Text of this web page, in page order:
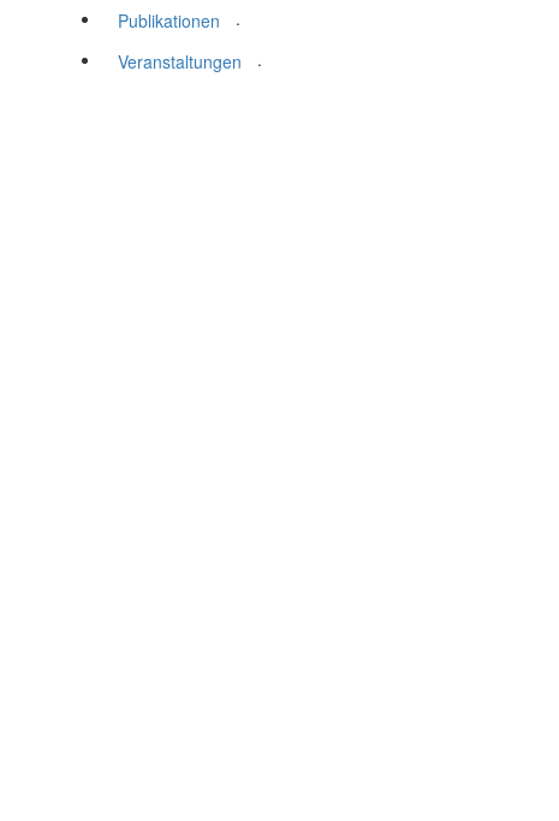
Publikationen
.
Veranstaltungen
.